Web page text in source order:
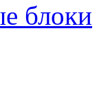
блоки